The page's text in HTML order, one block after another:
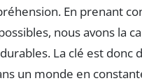
En prenant
nous avons la
La clé est donc
un monde en